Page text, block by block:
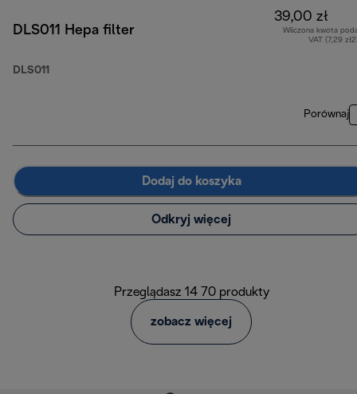
DLS011 Hepa filter
DLS011
39,00 zł
Wliczona kwota
VAT (7,29
Porównaj
Dodaj do koszyka
Odkryj więcej
Przeglądasz 14 70 produkty
zobacz więcej